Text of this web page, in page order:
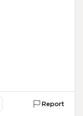
Report